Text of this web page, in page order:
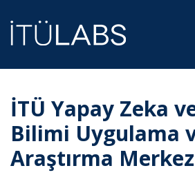
İTÜ Yapay Zeka
Bilimi Uygulama
Araştırma